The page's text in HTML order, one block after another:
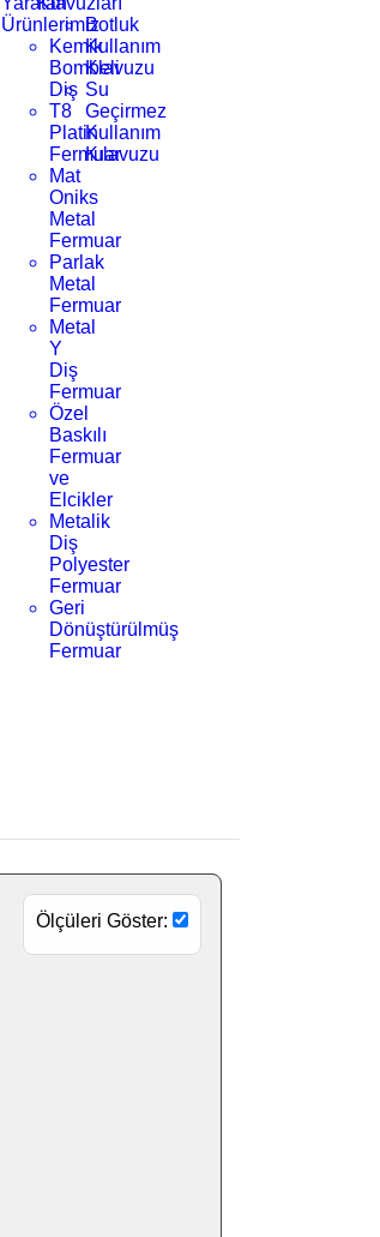
Ürünlerimiz
Kemik
Bombeli
Diş
T8
Platin
Fermuar
Mat
Oniks
Metal
Fermuar
Parlak
Metal
Fermuar
Metal
Y
Diş
Fermuar
Özel
Baskılı
Fermuar
ve
Elcikler
Metalik
Diş
Polyester
Fermuar
Geri
Dönüştürülmüş
Fermuar
Botluk
Kullanım
Klavuzu
Su
Geçirmez
Kullanım
Kılavuzu
Ölçüleri Göster: